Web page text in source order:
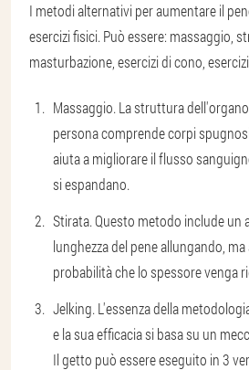
I metodi alternativi per aumentare il
esercizi fisici. Può essere: massaggio,
masturbazione, esercizi di cono,
Massaggio. La struttura
persona comprende corpi
aiuta a migliorare il flusso
si espandano.
Stirata. Questo metodo include un
lunghezza del pene allungando,
probabilità che lo spessore venga
Jelking. L'essenza della
e la sua efficacia si basa su un
Il getto può essere eseguito in 3